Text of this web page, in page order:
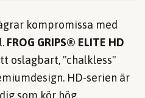
kompromissa med
FROG GRIPS® ELITE HD
oslagbart, "chalkless"
HD-serien är